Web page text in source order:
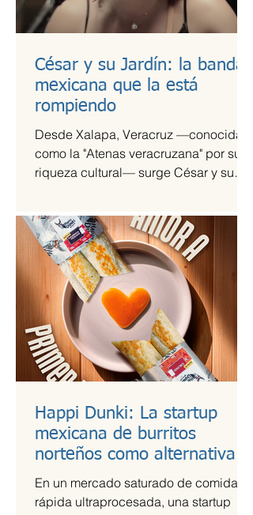
César y su Jardín: la banda
mexicana que la está
rompiendo
Desde Xalapa, Veracruz —conocida
como la "Atenas veracruzana" por su
riqueza cultural— surge César y su
en la escena de la música de fusión.
Happi Dunki: La startup
mexicana de burritos
norteños como alternativa
nutritiva
En un mercado saturado de comida
rápida ultraprocesada, una startup